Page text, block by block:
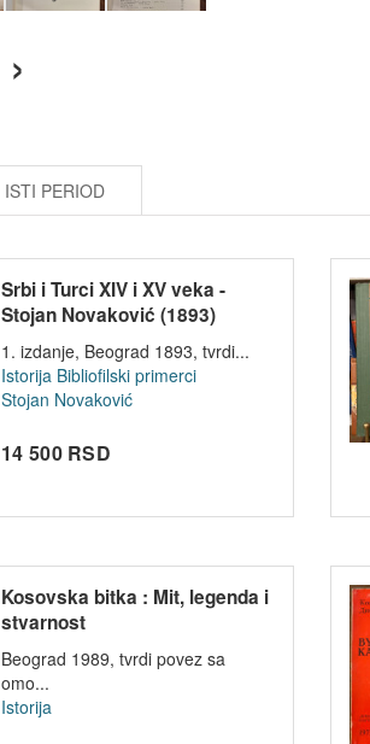
›
ISTI PERIOD
Srbi i Turci XIV i XV veka -
Stojan Novaković (1893)
1. izdanje, Beograd 1893, tvrdi...
Istorija Bibliofilski primerci
Stojan Novaković
14 500 RSD
Kosovska bitka : Mit, legenda i
stvarnost
Beograd 1989, tvrdi povez sa
omo...
Istorija